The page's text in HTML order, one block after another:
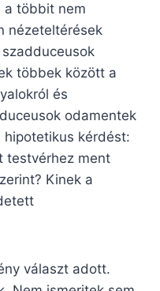
a többit nem
nézeteltérések
többek között a
és
odamentek
kérdést:
testvérhez ment
Kinek a
választ adott.